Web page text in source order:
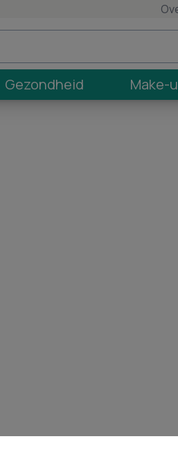
Gezondheid Make-